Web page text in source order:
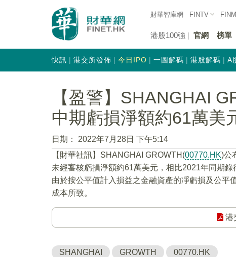
財華智庫網 FINTV
港股100強 官網 榜單
快訊 港交所發佈 今日IPO 一圖解碼 港股解碼 A
【盈警】SHANGHAI
中期虧損淨額約61萬美
日期：
2022年7月28日 下午5:14
【財華社訊】SHANGHAI GROWTH(00770.HK)公
未經審核虧損淨額約61萬美元，相比2021年同期
由於按公平值計入損益之金融資產的凈虧損及公平
成本所致。
港
SHANGHAI GROWTH 00770.HK